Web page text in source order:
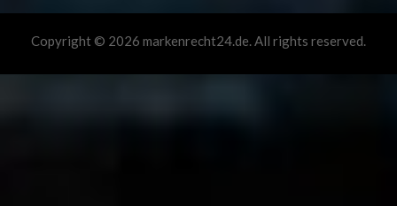
Copyright © 2026 markenrecht24.de. All rights reserved.